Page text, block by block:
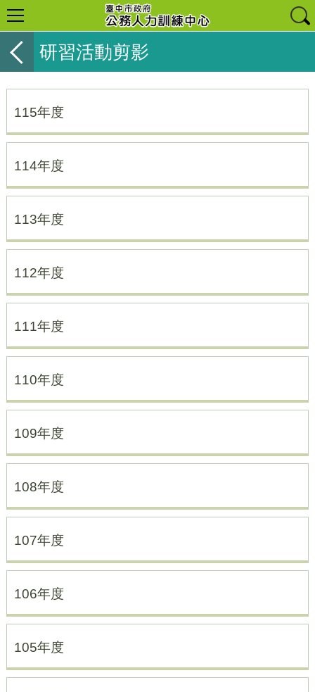
研習活動剪影
115年度
114年度
113年度
112年度
111年度
110年度
109年度
108年度
107年度
106年度
105年度